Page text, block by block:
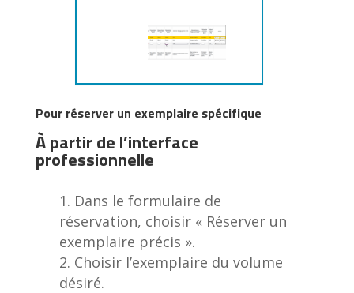
Pour réserver un exemplaire spécifique
À partir de l’interface
professionnelle
Dans le formulaire de
réservation, choisir « Réserver un
exemplaire précis ».
Choisir l’exemplaire du volume
désiré.